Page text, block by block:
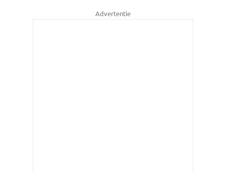
Advertentie